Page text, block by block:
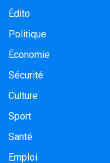
Navigation principale
Édito
Politique
Économie
Sécurité
Culture
Sport
Santé
Emploi